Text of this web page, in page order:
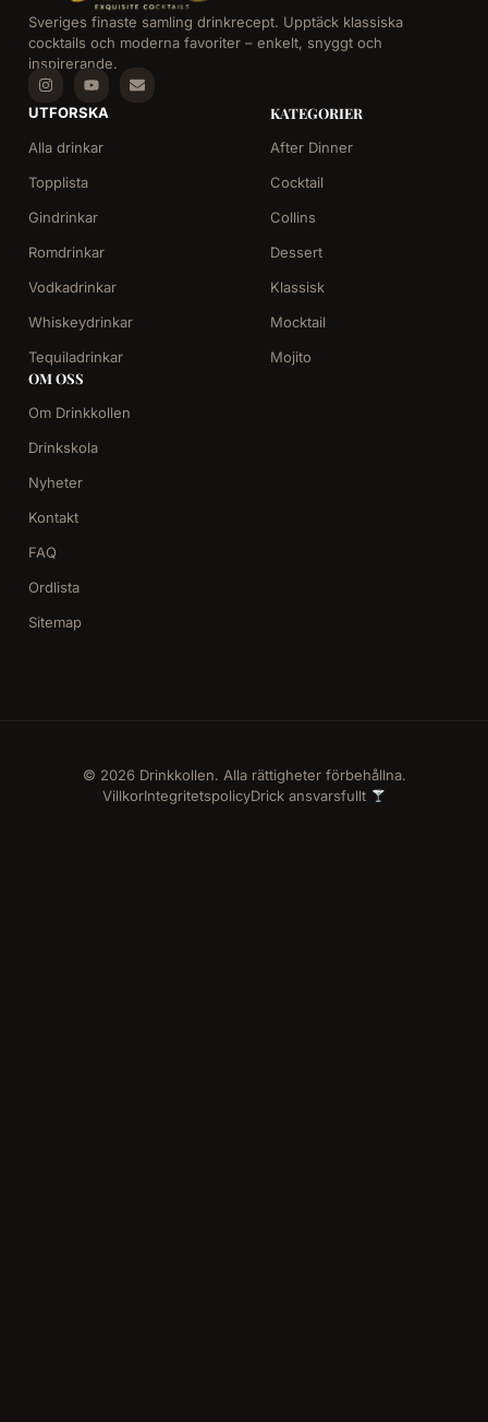
Sveriges finaste samling drinkrecept. Upptäck klassiska
cocktails och moderna favoriter – enkelt, snyggt och
inspirerande.
UTFORSKA
Alla drinkar
Topplista
Gindrinkar
Romdrinkar
Vodkadrinkar
Whiskeydrinkar
Tequiladrinkar
KATEGORIER
After Dinner
Cocktail
Collins
Dessert
Klassisk
Mocktail
Mojito
OM OSS
Om Drinkkollen
Drinkskola
Nyheter
Kontakt
FAQ
Ordlista
Sitemap
VillkorIntegritetspolicyDrick ansvarsfullt
© 2026 Drinkkollen. Alla rättigheter förbehållna.